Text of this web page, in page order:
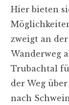
Hier bieten
zweigt an
Wanderweg
Trubachtal
der Weg
nach